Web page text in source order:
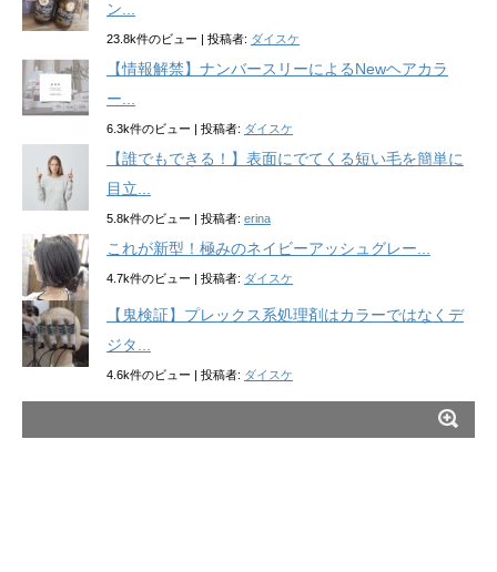
ン...
23.8k件のビュー | 投稿者: ダイスケ
【情報解禁】ナンバースリーによるNewヘアカラ
ー...
6.3k件のビュー | 投稿者: ダイスケ
【誰でもできる！】表面にでてくる短い毛を簡単に
目立...
5.8k件のビュー | 投稿者: erina
これが新型！極みのネイビーアッシュグレー...
4.7k件のビュー | 投稿者: ダイスケ
【鬼検証】プレックス系処理剤はカラーではなくデ
ジタ...
4.6k件のビュー | 投稿者: ダイスケ